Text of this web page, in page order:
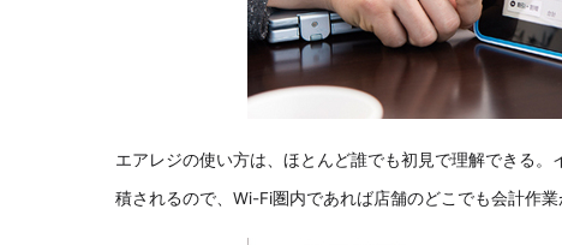
エアレジの使い方は、ほとんど誰でも初見で理解できる
積されるので、Wi-Fi圏内であれば店舗のどこでも会計作業